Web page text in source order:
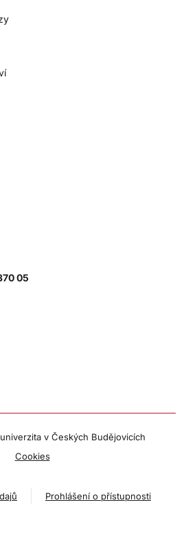
05
v Českých Budějovicích
Cookies
Prohlášení o přístupnosti